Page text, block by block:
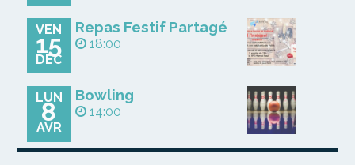
VEN
15
DÉC
Repas Festif Partagé
18:00
LUN
8
AVR
Bowling
14:00